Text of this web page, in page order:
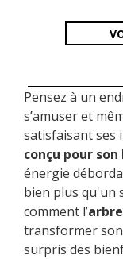
Pensez à un
s’amuser et
satisfaisant ses
conçu pour
énergie
bien plus qu'un
comment l’
transformer
surpris des